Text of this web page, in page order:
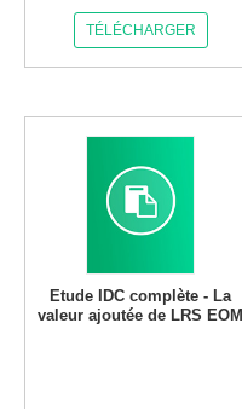
TÉLÉCHARGER
Etude IDC complète - La
valeur ajoutée de LRS EOM